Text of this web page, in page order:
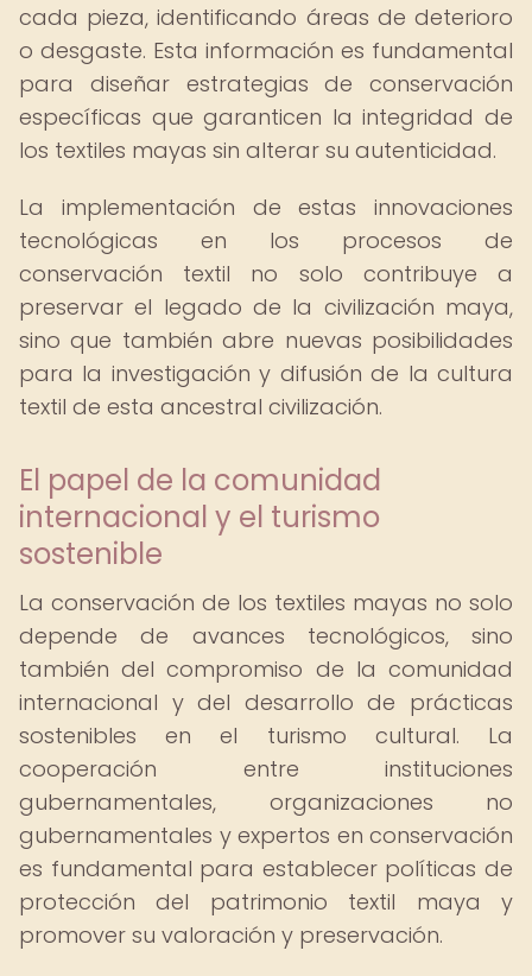
cada pieza, identificando áreas de deterioro
o desgaste. Esta información es fundamental
para diseñar estrategias de conservación
específicas que garanticen la integridad de
los textiles mayas sin alterar su autenticidad.
La implementación de estas innovaciones
tecnológicas en los procesos de
conservación textil no solo contribuye a
preservar el legado de la civilización maya,
sino que también abre nuevas posibilidades
para la investigación y difusión de la cultura
textil de esta ancestral civilización.
El papel de la comunidad
internacional y el turismo
sostenible
La conservación de los textiles mayas no solo
depende de avances tecnológicos, sino
también del compromiso de la comunidad
internacional y del desarrollo de prácticas
sostenibles en el turismo cultural. La
cooperación entre instituciones
gubernamentales, organizaciones no
gubernamentales y expertos en conservación
es fundamental para establecer políticas de
protección del patrimonio textil maya y
promover su valoración y preservación.